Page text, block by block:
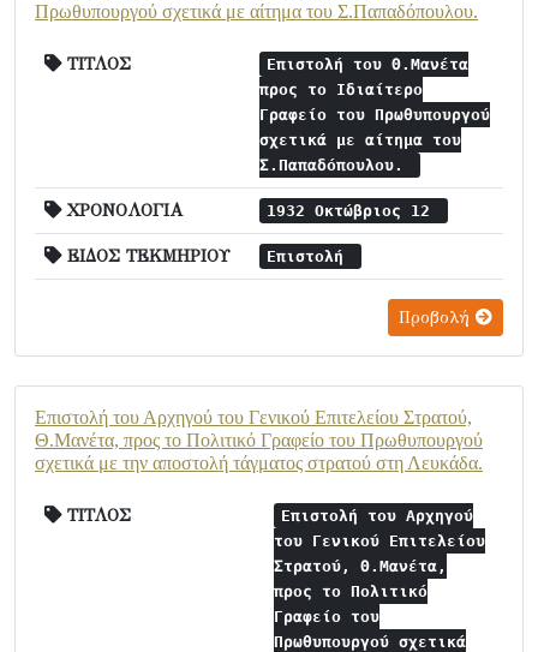
Πρωθυπουργού σχετικά με αίτημα του Σ.Παπαδόπουλου.
ΤΙΤΛΟΣ
Επιστολή του Θ.Μανέτα
προς το Ιδιαίτερο
Γραφείο του Πρωθυπουργού
σχετικά με αίτημα του
Σ.Παπαδόπουλου.
ΧΡΟΝΟΛΟΓΙΑ 1932 Οκτώβριος 12
ΕΙΔΟΣ ΤΕΚΜΗΡΙΟΥ Επιστολή
Προβολή
Επιστολή του Αρχηγού του Γενικού Επιτελείου Στρατού,
Θ.Μανέτα, προς το Πολιτικό Γραφείο του Πρωθυπουργού
σχετικά με την αποστολή τάγματος στρατού στη Λευκάδα.
ΤΙΤΛΟΣ
Επιστολή του Αρχηγού
του Γενικού Επιτελείου
Στρατού, Θ.Μανέτα,
προς το Πολιτικό
Γραφείο του
Πρωθυπουργού σχετικά